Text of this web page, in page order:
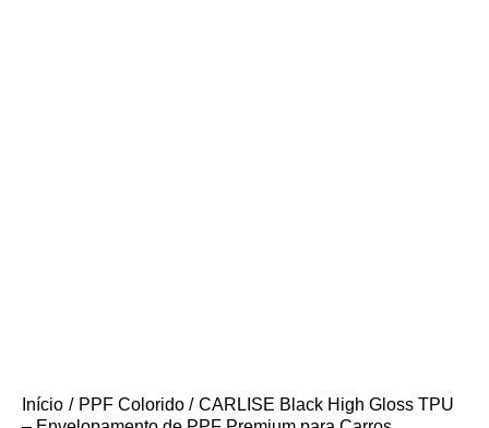
Início PPF Colorido
CARLISE Black High Gloss TPU